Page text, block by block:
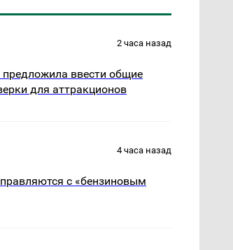
2 часа назад
предложила ввести общие
для аттракционов
4 часа назад
с «бензиновым